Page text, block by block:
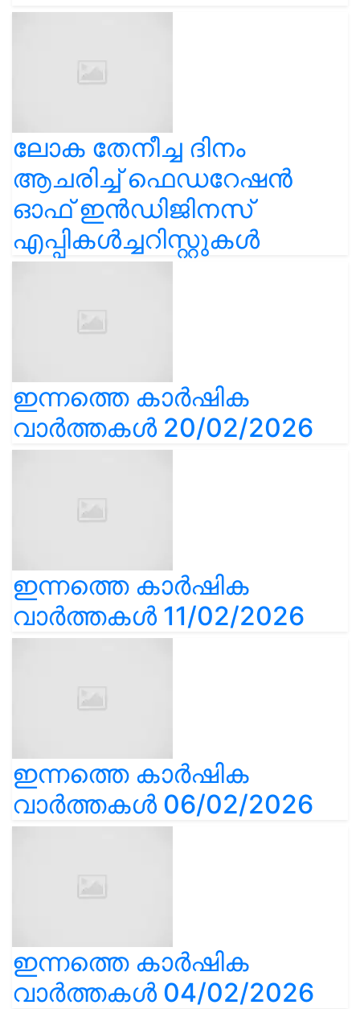
ലോക തേനീച്ച ദിനം
ആചരിച്ച് ഫെഡറേഷൻ
ഓഫ് ഇൻഡിജിനസ്
എപ്പികൾച്ചറിസ്റ്റുകൾ
ഇന്നത്തെ കാർഷിക
വാർത്തകൾ 20/02/2026
ഇന്നത്തെ കാർഷിക
വാർത്തകൾ 11/02/2026
ഇന്നത്തെ കാർഷിക
വാർത്തകൾ 06/02/2026
ഇന്നത്തെ കാർഷിക
വാർത്തകൾ 04/02/2026